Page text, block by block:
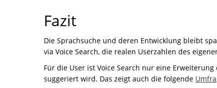
Fazit
Die Sprachsuche und deren Entwicklung bleibt
via Voice Search, die realen Userzahlen des
Für die User ist Voice Search nur eine
suggeriert wird. Das zeigt auch die folgende